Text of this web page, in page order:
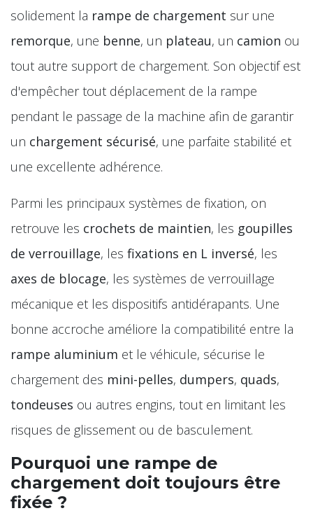
solidement la rampe de chargement sur une
remorque, une benne, un plateau, un camion ou
tout autre support de chargement. Son objectif est
d'empêcher tout déplacement de la rampe
pendant le passage de la machine afin de garantir
un chargement sécurisé, une parfaite stabilité et
une excellente adhérence.
Parmi les principaux systèmes de fixation, on
retrouve les crochets de maintien, les goupilles
de verrouillage, les fixations en L inversé, les
axes de blocage, les systèmes de verrouillage
mécanique et les dispositifs antidérapants. Une
bonne accroche améliore la compatibilité entre la
rampe aluminium et le véhicule, sécurise le
chargement des mini-pelles, dumpers, quads,
tondeuses ou autres engins, tout en limitant les
risques de glissement ou de basculement.
Pourquoi une rampe de
chargement doit toujours être
fixée ?